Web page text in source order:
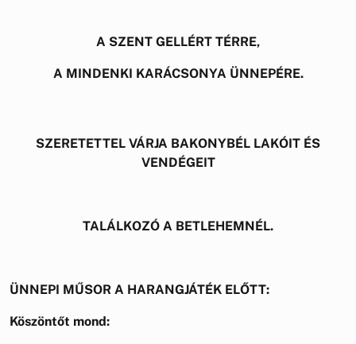
A SZENT GELLÉRT TÉRRE,
A MINDENKI KARÁCSONYA ÜNNEPÉRE.
SZERETETTEL VÁRJA BAKONYBÉL LAKÓIT ÉS
VENDÉGEIT
TALÁLKOZÓ A BETLEHEMNÉL.
ÜNNEPI MŰSOR A HARANGJÁTÉK ELŐTT:
Köszöntőt mond: